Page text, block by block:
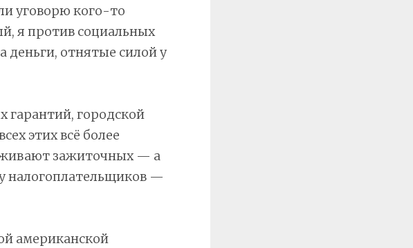
уговорю кого-то
я против социальных
отнятые силой у
гарантий, городской
этих всё более
зажиточных — а
налогоплательщиков —
американской